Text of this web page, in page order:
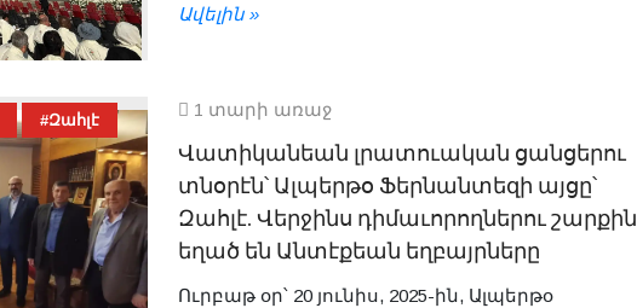
Ավելին »
#Զահլէ
1 տարի առաջ
Վատիկանեան լրատուական ցանցերու
տնօրէն՝ Ալպերթօ Ֆերնանտեզի այցը՝
Զահլէ. Վերջինս դիմաւորողներու շարքին
եղած են Անտէքեան եղբայրները
Ուրբաթ օր՝ 20 յունիս, 2025-ին, Ալպերթօ